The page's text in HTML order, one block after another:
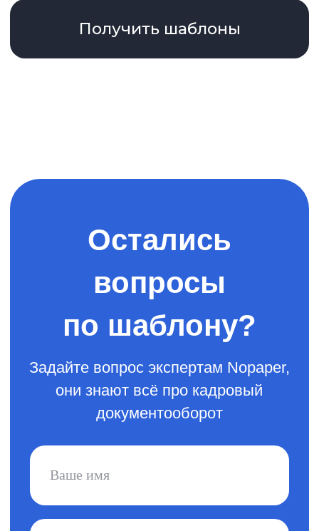
браузеров и ОС